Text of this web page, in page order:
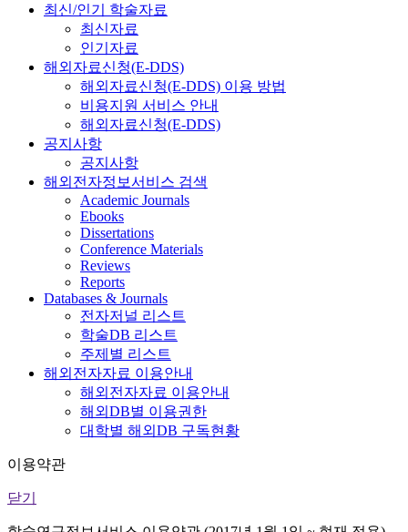
최신/인기 학술자료
최신자료
인기자료
해외자료신청(E-DDS)
해외자료신청(E-DDS) 이용 방법
비용지원 서비스 안내
해외자료신청(E-DDS)
공지사항
공지사항
해외전자정보서비스 검색
Academic Journals
Ebooks
Dissertations
Conference Materials
Reviews
Reports
Databases & Journals
전자저널 리스트
학술DB 리스트
주제별 리스트
해외전자자료 이용안내
해외전자자료 이용안내
해외DB별 이용권한
대학별 해외DB 구독현황
이용약관
닫기